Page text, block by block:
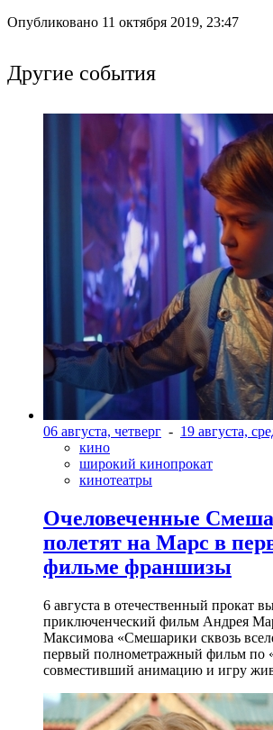
Опубликовано 11 октября 2019, 23:47
Другие события
06 августа, четверг - 19 августа,
кино
широкий кинопрокат
кинотеатры
Очеловеченные
полетят на Марс в
фильме франшизы
6 августа в отечественный прокат
приключенческий фильм Андрея
Максимова «Смешарики сквозь
первый полнометражный фильм по
совместивший анимацию и игру